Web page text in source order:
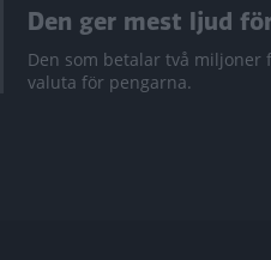
Den ger mest ljud
Den som betalar två miljoner
valuta för pengarna.